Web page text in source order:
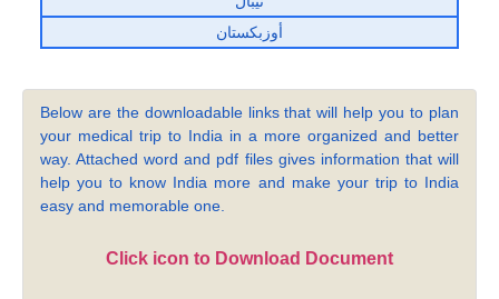
أوزبكستان
Below are the downloadable links that will help you to plan
your medical trip to India in a more organized and better
way. Attached word and pdf files gives information that will
help you to know India more and make your trip to India
easy and memorable one.
Click icon to Download Document